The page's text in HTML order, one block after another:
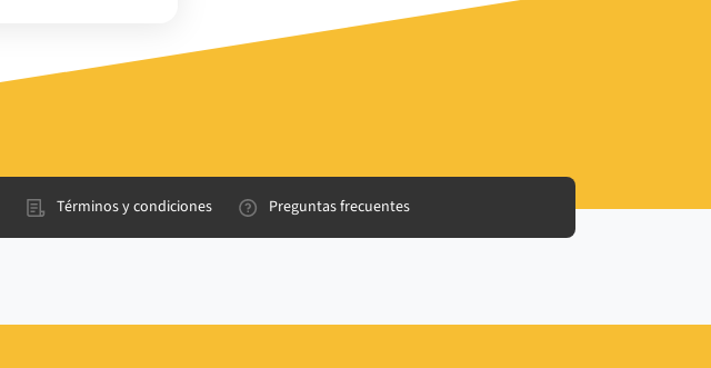
Términos y condiciones Preguntas frecuentes